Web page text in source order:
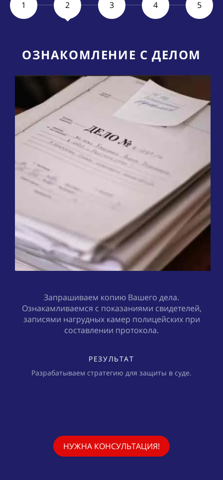
1 2 3 4 5
ОЗНАКОМЛЕНИЕ С ДЕЛОМ
Запрашиваем копию Вашего дела.
Ознакамливаемся с показаниями свидетелей,
записями нагрудных камер полицейских при
составлении протокола.
РЕЗУЛЬТАТ
Разрабатываем стратегию для защиты в суде.
НУЖНА КОНСУЛЬТАЦИЯ!